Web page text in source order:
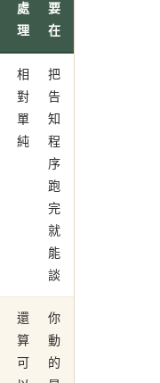
處
理
要
在
相
對
單
純
把
告
知
程
序
跑
完
就
能
談
還
算
可
你
動
的